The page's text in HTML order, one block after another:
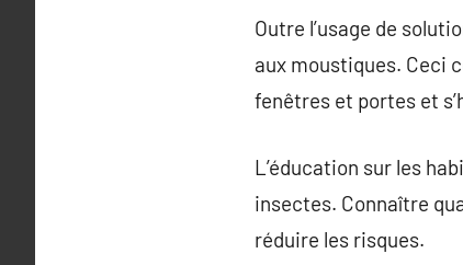
Outre l’usage de
aux moustiques. Ceci
fenêtres et portes et
L’éducation sur les
insectes. Connaître
réduire les risques.